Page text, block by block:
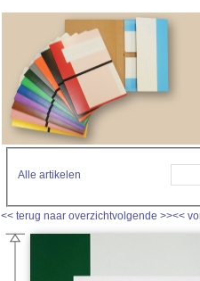
Alle artikelen
<<terug naar overzichtvolgende >><<